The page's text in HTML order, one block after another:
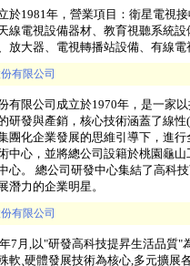
於1981年，營業項目：衛星電視
線電視設備器材、教育視聽系統
放大器、電視轉播站設備、有線
有限公司
有限公司成立於1970年，是一家
研發與產銷，核心技術涵蓋了線
團化企業發展的思維引導下，進
中心，並將總公司設籍於桃園龜
心。 總公司研發中心集結了高科
潛力的企業明星。
有限公司
7月,以"研發高科技提昇生活品質
軟¸硬體發展技術為核心,多元擴展